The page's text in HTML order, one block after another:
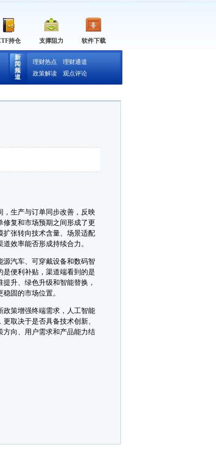
软件下载
支撑阻力
持仓
新
闻
频
道
理财热点
理财通道
政策解读
观点评论
生产与订单同步改善，反映
复和市场预期之间形成了更
扩张转向技术含量、场景适配
效率能否形成持续合力。
汽车、可穿戴设备和数码智
便利补贴，渠道端看到的是
升、绿色升级和智能替换，
固的市场位置。
策增强终端需求，人工智能
取决于是否具备技术创新、
方向、用户需求和产品能力结